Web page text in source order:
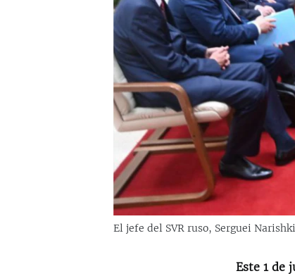
LOS SANTOS DE HIALEAH
DESINFORMACIÓN RUSA EN
LA INVASIÓN DE RUSIA A UCRANIA
El jefe del SVR ruso, Serguei
Este 1 de